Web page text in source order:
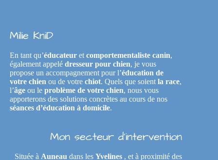
Milie KniD
En tant qu’éducateur et comportementaliste canin,
également appelé dresseur pour chien, je vous
propose un accompagnement pour l’éducation de
votre chien ou de votre chiot. Quels que soient la race,
l’âge ou le problème de votre chien, nous vous
apporterons des solutions concrètes au cours de nos
séances d’éducation à domicile.
Mon secteur d’intervention
Située à Auneau dans lesYvelines , et à proximité des